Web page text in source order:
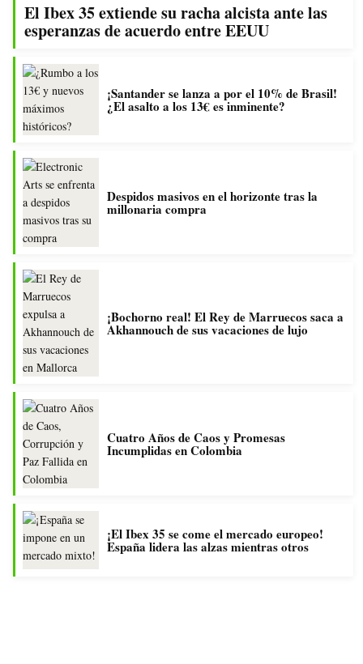
El Ibex 35 extiende su racha alcista ante las
esperanzas de acuerdo entre EEUU
¡Santander se lanza a por el 10% de Brasil!
¿El asalto a los 13€ es inminente?
Despidos masivos en el horizonte tras la
millonaria compra
¡Bochorno real! El Rey de Marruecos saca a
Akhannouch de sus vacaciones de lujo
Cuatro Años de Caos y Promesas
Incumplidas en Colombia
¡El Ibex 35 se come el mercado europeo!
España lidera las alzas mientras otros